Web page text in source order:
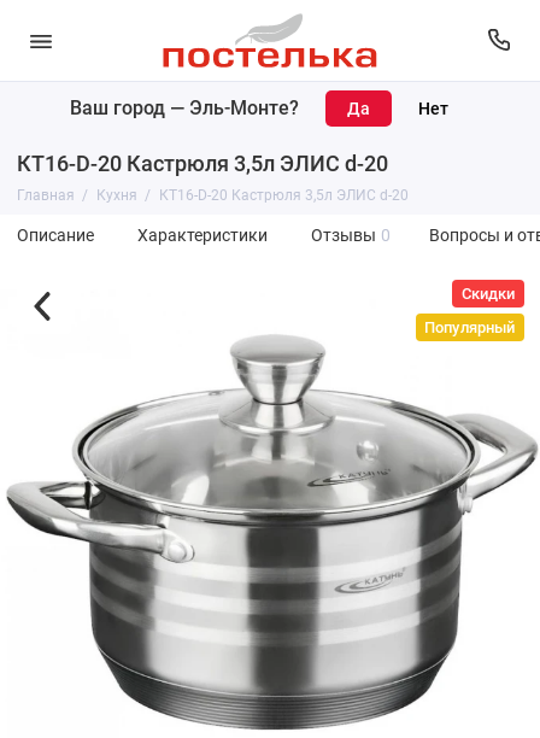
Ваш город — Эль-Монте?
КТ16-D-20 Кастрюля 3,5л ЭЛИС d-20
Главная Кухня КТ16-D-20 Кастрюля 3,5л ЭЛИС d-20
Описание Характеристики Отзывы 0 Вопросы и
Скидки
Популярный